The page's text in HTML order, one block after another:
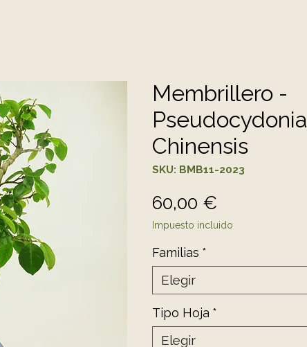
Membrillero -
Pseudocydonia
Chinensis
SKU: BMB11-2023
60,00 €
Impuesto incluido
Familias *
Elegir
Tipo Hoja *
Elegir